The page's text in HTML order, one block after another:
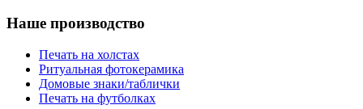
Наше производство
Печать на холстах
Ритуальная фотокерамика
Домовые знаки/таблички
Печать на футболках